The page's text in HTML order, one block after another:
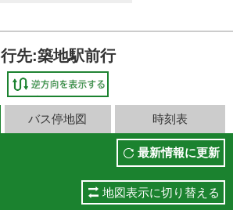
行先:築地駅前行
バス停地図 時刻表
最新情報に更新
地図表示に切り替える